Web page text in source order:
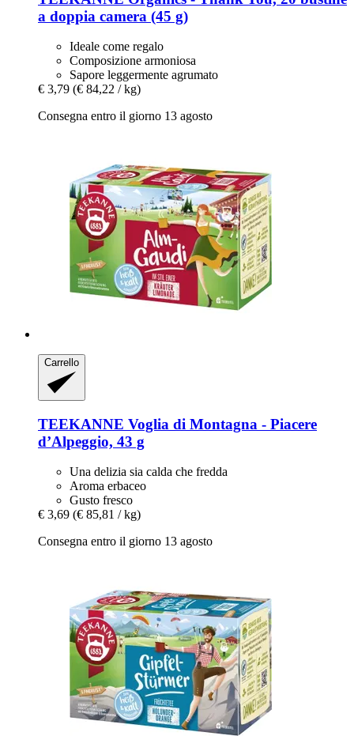
a doppia camera (45 g)
Ideale come regalo
Composizione armoniosa
Sapore leggermente agrumato
€ 3,79 (€ 84,22 / kg)
Consegna entro il giorno 13 agosto
Carrello
TEEKANNE Voglia di Montagna -​ Piacere
d’Alpeggio, 43 g
Una delizia sia calda che fredda
Aroma erbaceo
Gusto fresco
€ 3,69 (€ 85,81 / kg)
Consegna entro il giorno 13 agosto